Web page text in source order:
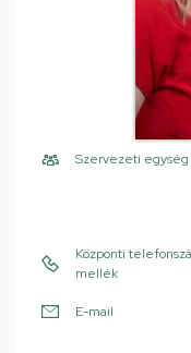
Szervezeti egység
Központi
mellék
E-mail